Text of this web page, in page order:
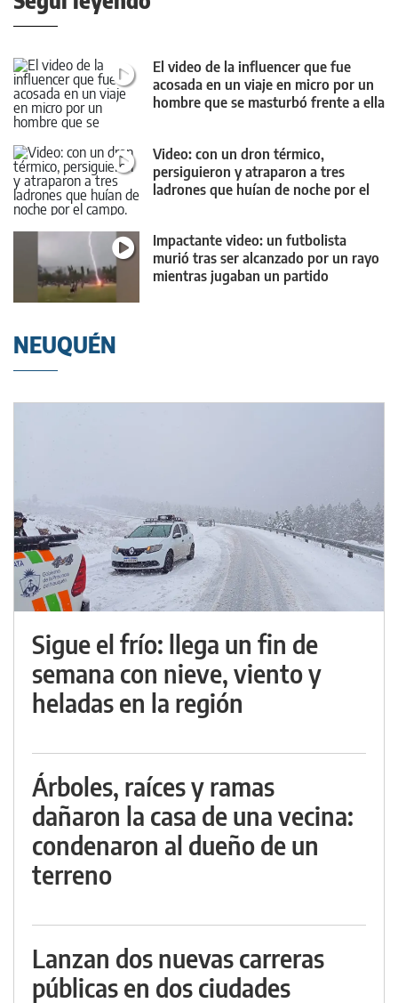
El video de la influencer que fue
acosada en un viaje en micro por un
hombre que se masturbó frente a ella
Video: con un dron térmico,
persiguieron y atraparon a tres
ladrones que huían de noche por el
Impactante video: un futbolista
murió tras ser alcanzado por un rayo
mientras jugaban un partido
NEUQUÉN
Sigue el frío: llega un fin de
semana con nieve, viento y
heladas en la región
Árboles, raíces y ramas
dañaron la casa de una vecina:
condenaron al dueño de un
terreno
Lanzan dos nuevas carreras
públicas en dos ciudades